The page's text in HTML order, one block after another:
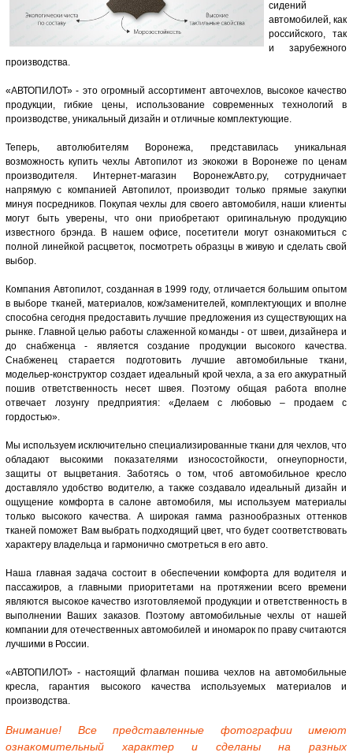
сидений
автомобилей, как
российского, так
и зарубежного
производства.
«АВТОПИЛОТ» - это огромный ассортимент авточехлов, высокое качество
продукции, гибкие цены, использование современных технологий в
производстве, уникальный дизайн и отличные комплектующие.
Теперь, автолюбителям Воронежа, представилась уникальная
возможность купить чехлы Автопилот из экокожи в Воронеже по ценам
производителя. Интернет-магазин ВоронежАвто.ру, сотрудничает
напрямую с компанией Автопилот, производит только прямые закупки
минуя посредников. Покупая чехлы для своего автомобиля, наши клиенты
могут быть уверены, что они приобретают оригинальную продукцию
известного брэнда. В нашем офисе, посетители могут ознакомиться с
полной линейкой расцветок, посмотреть образцы в живую и сделать свой
выбор.
Компания Автопилот, созданная в 1999 году, отличается большим опытом
в выборе тканей, материалов, кож/заменителей, комплектующих и вполне
способна сегодня предоставить лучшие предложения из существующих на
рынке. Главной целью работы слаженной команды - от швеи, дизайнера и
до снабженца - является создание продукции высокого качества.
Снабженец старается подготовить лучшие автомобильные ткани,
модельер-конструктор создает идеальный крой чехла, а за его аккуратный
пошив ответственность несет швея. Поэтому общая работа вполне
отвечает лозунгу предприятия: «Делаем с любовью – продаем с
гордостью».
Мы используем исключительно специализированные ткани для чехлов, что
обладают высокими показателями износостойкости, огнеупорности,
защиты от выцветания. Заботясь о том, чтоб автомобильное кресло
доставляло удобство водителю, а также создавало идеальный дизайн и
ощущение комфорта в салоне автомобиля, мы используем материалы
только высокого качества. А широкая гамма разнообразных оттенков
тканей поможет Вам выбрать подходящий цвет, что будет соответствовать
характеру владельца и гармонично смотреться в его авто.
Наша главная задача состоит в обеспечении комфорта для водителя и
пассажиров, а главными приоритетами на протяжении всего времени
являются высокое качество изготовляемой продукции и ответственность в
выполнении Ваших заказов. Поэтому автомобильные чехлы от нашей
компании для отечественных автомобилей и иномарок по праву считаются
лучшими в России.
«АВТОПИЛОТ» - настоящий флагман пошива чехлов на автомобильные
кресла, гарантия высокого качества используемых материалов и
производства.
Внимание! Все представленные фотографии имеют
ознакомительный характер и сделаны на разных